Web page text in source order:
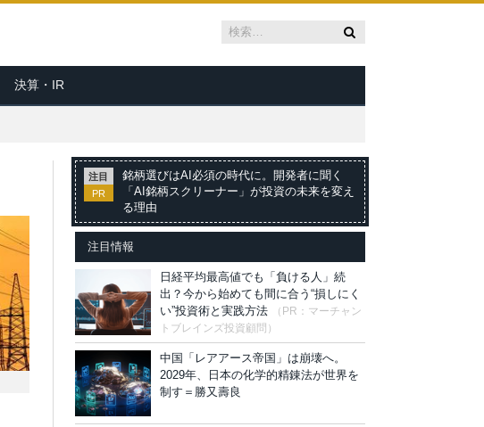
決算・IR
注目
PR
銘柄選びはAI必須の時代に。開発者に聞く
「AI銘柄スクリーナー」が投資の未来を変え
る理由
注目情報
日経平均最高値でも「負ける人」続
出？今から始めても間に合う“損しにく
い”投資術と実践方法
（PR：マーチャン
トブレインズ投資顧問）
中国「レアアース帝国」は崩壊へ。
2029年、日本の化学的精錬法が世界を
制す＝勝又壽良